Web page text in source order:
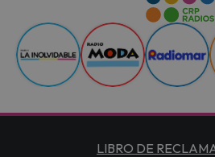
LIBRO DE